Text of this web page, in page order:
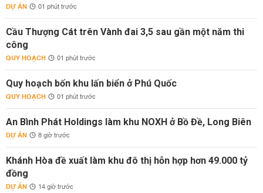
DỰ ÁN 01 phút trước
Cầu Thượng Cát trên Vành đai 3,5 sau gần một năm thi
công
QUY HOẠCH 01 phút trước
Quy hoạch bốn khu lấn biển ở Phú Quốc
QUY HOẠCH 01 phút trước
An Bình Phát Holdings làm khu NOXH ở Bồ Đề, Long Biên
DỰ ÁN 8 giờ trước
Khánh Hòa đề xuất làm khu đô thị hỗn hợp hơn 49.000 tỷ
đồng
DỰ ÁN 14 giờ trước